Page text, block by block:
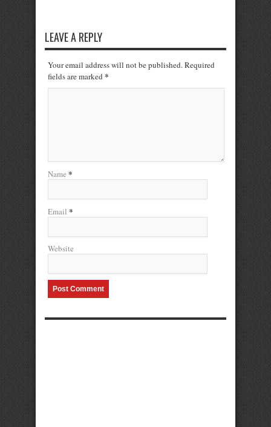
LEAVE A REPLY
Your email address will not be published. Required
fields are marked *
Name *
Email *
Website